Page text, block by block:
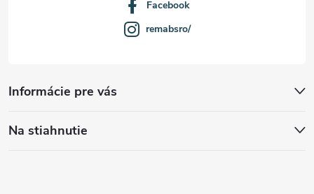
Informácie pre vás
Na stiahnutie
Facebook
remabsro/